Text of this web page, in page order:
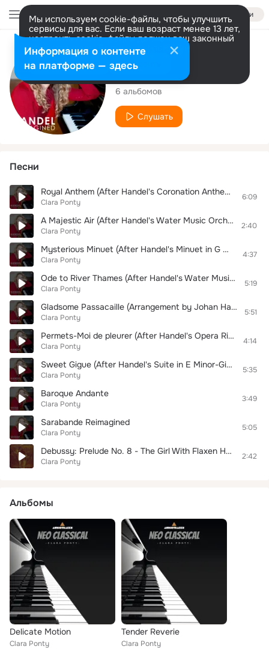
Войти
Мы используем cookie-файлы, чтобы улучшить
сервисы для вас. Если ваш возраст менее 13 лет,
настроить cookie-файлы должен ваш законный
представитель. Больше информации
Разрешить все Настроить
Исполнитель
Clara Ponty
6 альбомов
Слушать
Песни
Royal Anthem (After Handel's Coronation Anthem Zadok the Priest)
Clara Ponty
6:09
A Majestic Air (After Handel's Water Music Orchestral Suite No. 1 in F Major, HWV 248. Air)
Clara Ponty
2:40
Mysterious Minuet (After Handel's Minuet in G Minor, G.242)
Clara Ponty
4:37
Ode to River Thames (After Handel's Water Music Orchestral Suite No. 2, HWV 349 in D Major Alla Hornpipe)
Clara Ponty
5:19
Gladsome Passacaille (Arrangement by Johan Halvorsen) [After Handel's Passacaglia] Passacag
Clara Ponty
5:51
Permets-Moi de pleurer (After Handel's Opera Rinaldo-Lascia ch'io pianga)
Clara Ponty
4:14
Sweet Gigue (After Handel's Suite in E Minor-Gigue, G.162)
Clara Ponty
5:35
Baroque Andante
Clara Ponty
3:49
Sarabande Reimagined
Clara Ponty
5:05
Debussy: Prelude No. 8 - The Girl With Flaxen Hair
Clara Ponty
2:42
Альбомы
Delicate Motion
Clara Ponty
Tender Reverie
Clara Ponty
Информация о контенте
на платформе — здесь